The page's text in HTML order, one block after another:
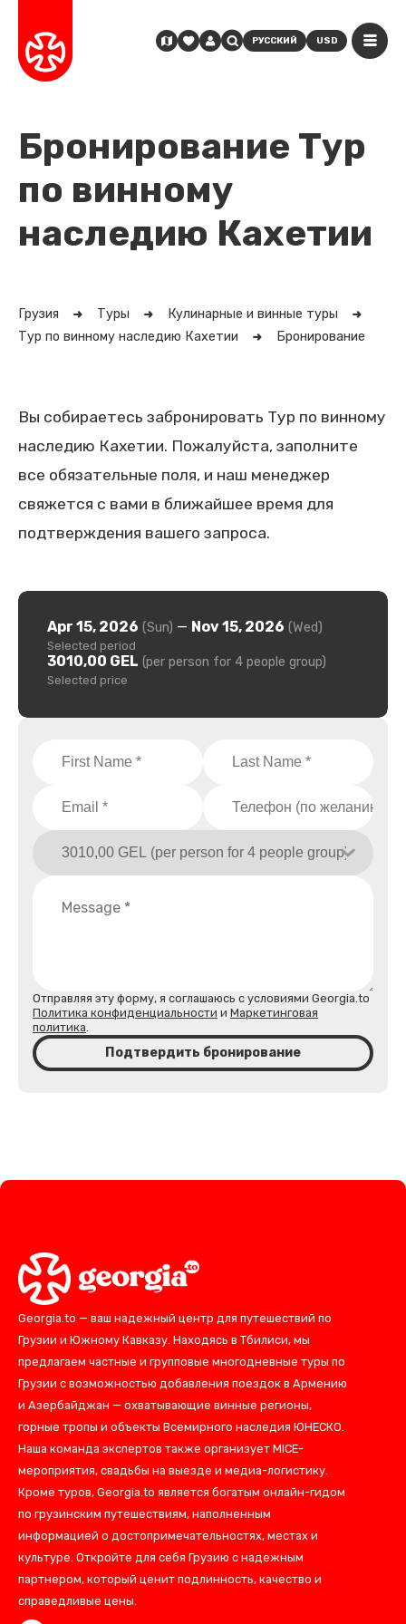
РУССКИЙ USD
Бронирование Тур
по винному
наследию Кахетии
Грузия Туры
Кулинарные и винные туры
Тур по винному наследию Кахетии
Бронирование
Вы собираетесь забронировать Тур по винному
наследию Кахетии. Пожалуйста, заполните
все обязательные поля, и наш менеджер
свяжется с вами в ближайшее время для
подтверждения вашего запроса.
Отправляя эту форму, я соглашаюсь с условиями Georgia.to
Политика конфиденциальности и Маркетинговая
политика.
Подтвердить бронирование
Apr 15, 2026 (Sun) — Nov 15, 2026 (Wed)
Selected period
3010,00 GEL (per person for 4 people group)
Selected price
Georgia.to — ваш надежный центр для путешествий по
Грузии и Южному Кавказу. Находясь в Тбилиси, мы
предлагаем частные и групповые многодневные туры по
Грузии с возможностью добавления поездок в Армению
и Азербайджан — охватывающие винные регионы,
горные тропы и объекты Всемирного наследия ЮНЕСКО.
Наша команда экспертов также организует MICE-
мероприятия, свадьбы на выезде и медиа-логистику.
Кроме туров, Georgia.to является богатым онлайн-гидом
по грузинским путешествиям, наполненным
информацией о достопримечательностях, местах и
культуре. Откройте для себя Грузию с надежным
партнером, который ценит подлинность, качество и
справедливые цены.